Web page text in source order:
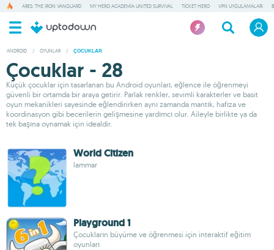
ARES: THE IRON VANGUARD MY HERO ACADEMIA UNITED SURVIVAL TICKET HERO VPN UYGULAMALARI
ANDROID / OYUNLAR / ÇOCUKLAR
Çocuklar - 28
Küçük çocuklar için tasarlanan bu Android oyunları, eğlence ile öğrenmeyi
güvenli bir ortamda bir araya getirir. Parlak renkler, sevimli karakterler ve basit
oyun mekanikleri sayesinde eğlendirirken aynı zamanda mantık, hafıza ve
koordinasyon gibi becerilerin gelişmesine yardımcı olur. Aileyle birlikte ya da
tek başına oynamak için idealdir.
World Citizen
lammar
Playground 1
Çocukların büyüme ve öğrenmesi için interaktif eğitim
oyunları